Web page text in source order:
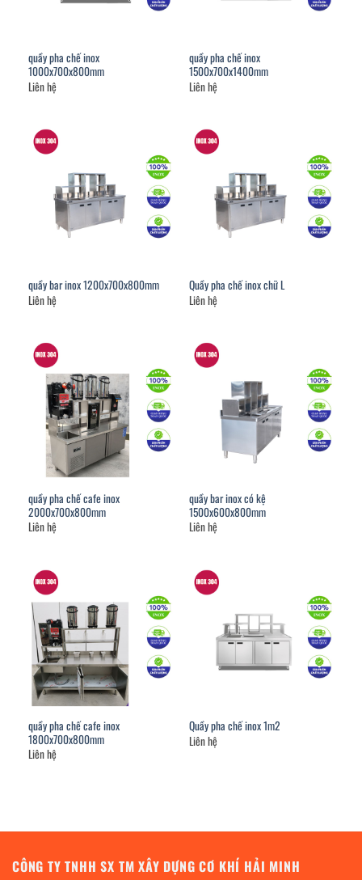
quầy pha chế inox
1000x700x800mm
Liên hệ
quầy pha chế inox
1500x700x1400mm
Liên hệ
quầy bar inox 1200x700x800mm
Liên hệ
Quầy pha chế inox chữ L
Liên hệ
quầy pha chế cafe inox
2000x700x800mm
Liên hệ
quầy bar inox có kệ
1500x600x800mm
Liên hệ
quầy pha chế cafe inox
1800x700x800mm
Liên hệ
Quầy pha chế inox 1m2
Liên hệ
CÔNG TY TNHH SX TM XÂY DỰNG CƠ KHÍ HẢI MINH